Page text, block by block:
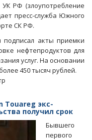
УК РФ (злоупотребление
пресс-служба Южного
СК РФ.
подписал акты приемки
нефтепродуктов для
услуг. На основании
450 тысяч рублей.
Touareg экс-
получил срок
Бывшего
первого